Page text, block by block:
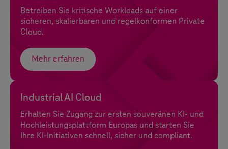
Betreiben Sie kritische Workloads auf einer
sicheren, skalierbaren und regelkonformen Private
Cloud.
Mehr erfahren
Industrial AI Cloud
Erhalten Sie Zugang zur ersten souveränen KI- und
Hochleistungsplattform Europas und starten Sie
Ihre KI-Initiativen schnell, sicher und compliant.